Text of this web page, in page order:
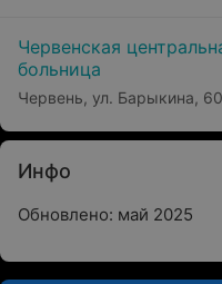
Червенская
больница
Червень, ул. Барыкина, 60
Инфо
Обновлено: май 2025